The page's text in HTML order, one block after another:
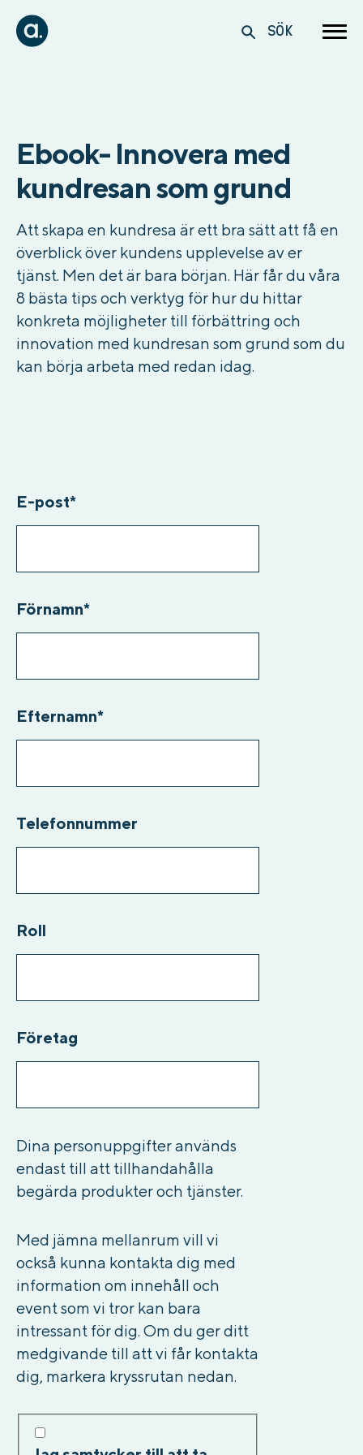
SÖK
Ebook- Innovera med
kundresan som grund
Att skapa en kundresa är ett bra sätt att få en
överblick över kundens upplevelse av er
tjänst. Men det är bara början. Här får du våra
8 bästa tips och verktyg för hur du hittar
konkreta möjligheter till förbättring och
innovation med kundresan som grund som du
kan börja arbeta med redan idag.
E-post*
Förnamn*
Efternamn*
Telefonnummer
Roll
Företag
Dina personuppgifter används
endast till att tillhandahålla
begärda produkter och tjänster.
Med jämna mellanrum vill vi
också kunna kontakta dig med
information om innehåll och
event som vi tror kan bara
intressant för dig. Om du ger ditt
medgivande till att vi får kontakta
dig, markera kryssrutan nedan.